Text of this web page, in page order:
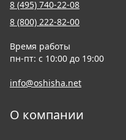
8 (495) 740-22-08
8 (800) 222-82-00
Время работы
пн-пт: с 10:00 до 19:00
info@oshisha.net
О компании